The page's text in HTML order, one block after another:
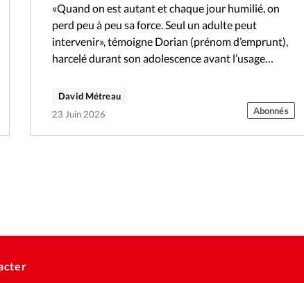
«Quand on est autant et chaque jour humilié, on
perd peu à peu sa force. Seul un adulte peut
intervenir», témoigne Dorian (prénom d’emprunt),
harcelé durant son adolescence avant l’usage
David Métreau
23 Juin 2026
Abonnés